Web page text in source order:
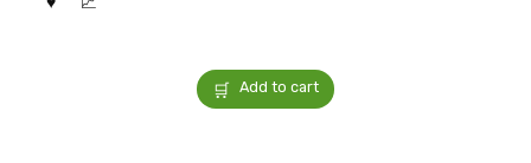
Add to cart